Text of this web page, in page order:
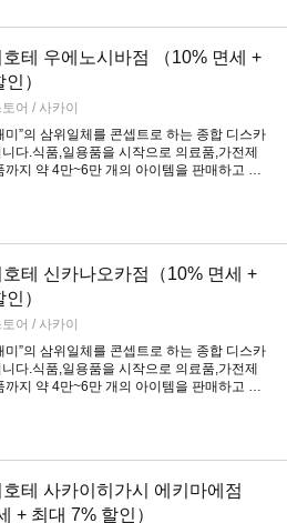
호테 우에노시바점 （10% 면세 +
）
어 / 사카이
미”의 삼위일체를 콘셉트로 하는 종합 디스카
다.식품,일용품을 시작으로 의료품,가전제
까지 약 4만~6만 개의 아이템을 판매하고 있
호테 신카나오카점（10% 면세 +
）
어 / 사카이
미”의 삼위일체를 콘셉트로 하는 종합 디스카
다.식품,일용품을 시작으로 의료품,가전제
까지 약 4만~6만 개의 아이템을 판매하고 있
호테 사카이히가시 에키마에점
+ 최대 7% 할인）